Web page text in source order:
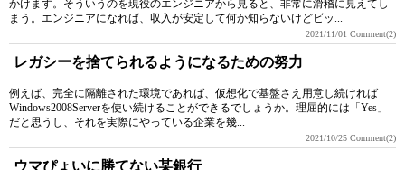
かけます。そういうのを現役のエンジニアから見ると、非常に滑稽に見えてし
まう。エンジニアになれば、収入が安定して何か知らないけどビッ...
2021/11/01 Comment(2)
レガシーを捨てられるようになるための努力
例えば、完全に隔離された環境であれば、仮想化で基盤さえ用意し続ければ
Windows2008Serverを使い続けることができるでしょうか。理屈的には「Yes」
だと思うし、それを実際にやっている企業を幾...
2021/10/25 Comment(2)
ウマぴょいに勝てない某銀行